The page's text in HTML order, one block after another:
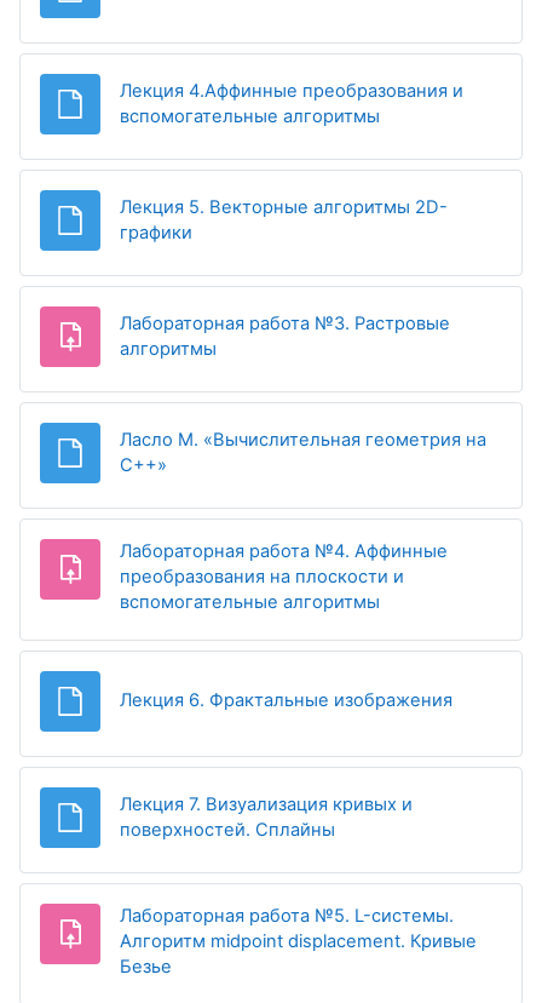
Лекция 4.Аффинные преобразования и
вспомогательные алгоритмы
Лекция 5. Векторные алгоритмы 2D-
графики
Лабораторная работа №3. Растровые
алгоритмы
Ласло М. «Вычислительная геометрия на
С++»
Лабораторная работа №4. Аффинные
преобразования на плоскости и
вспомогательные алгоритмы
Лекция 6. Фрактальные изображения
Лекция 7. Визуализация кривых и
поверхностей. Сплайны
Лабораторная работа №5. L-системы.
Алгоритм midpoint displacement. Кривые
Безье